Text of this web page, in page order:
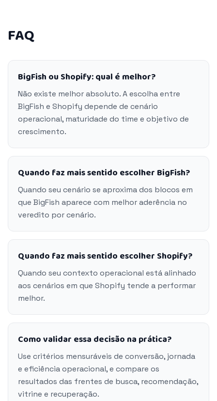
FAQ
BigFish ou Shopify: qual é melhor?
Não existe melhor absoluto. A escolha entre
BigFish e Shopify depende de cenário
operacional, maturidade do time e objetivo de
crescimento.
Quando faz mais sentido escolher BigFish?
Quando seu cenário se aproxima dos blocos em
que BigFish aparece com melhor aderência no
veredito por cenário.
Quando faz mais sentido escolher Shopify?
Quando seu contexto operacional está alinhado
aos cenários em que Shopify tende a performar
melhor.
Como validar essa decisão na prática?
Use critérios mensuráveis de conversão, jornada
e eficiência operacional, e compare os
resultados das frentes de busca, recomendação,
vitrine e recuperação.